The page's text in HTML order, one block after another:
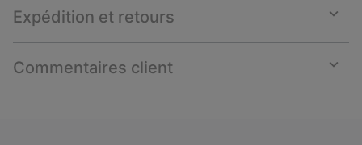
Expédition et retours
or
Commentaires client
or